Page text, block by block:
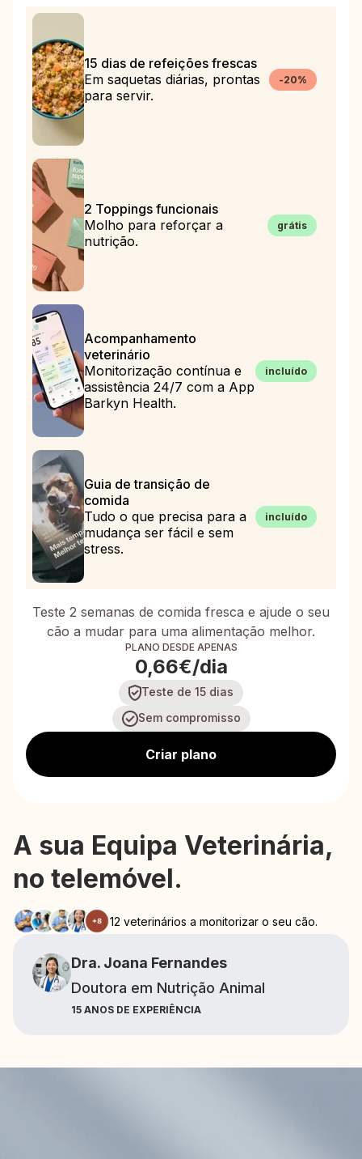
15 dias de refeições frescas
Em saquetas diárias, prontas
para servir.
-20%
2 Toppings funcionais
Molho para reforçar a
nutrição.
grátis
Acompanhamento
veterinário
Monitorização contínua e
assistência 24/7 com a App
Barkyn Health.
incluído
Guia de transição de
comida
Tudo o que precisa para a
mudança ser fácil e sem
stress.
incluído
Teste 2 semanas de comida fresca e ajude o seu
cão a mudar para uma alimentação melhor.
PLANO DESDE APENAS
0,66€/dia
Teste de 15 dias
Sem compromisso
Criar plano
A sua Equipa Veterinária,
no telemóvel.
12 veterinários a monitorizar o seu cão.
Dra. Joana Fernandes
Doutora em Nutrição Animal
15 ANOS DE EXPERIÊNCIA